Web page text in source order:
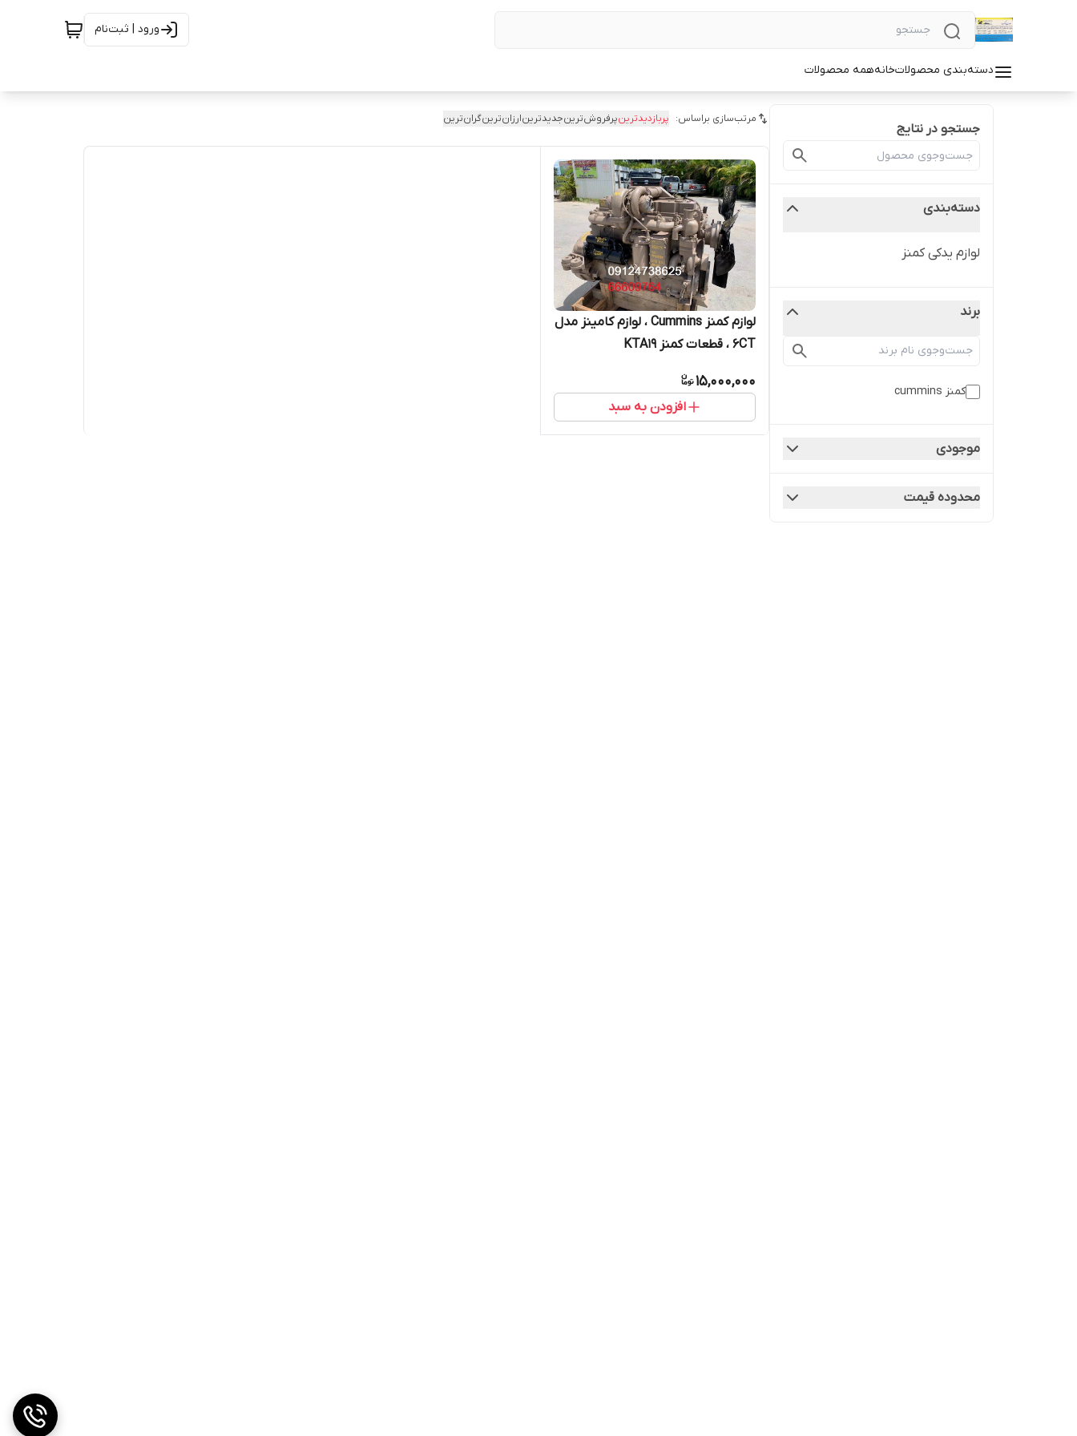
ورود | ثبت‌نام
دسته‌بندی محصولاتخانههمه محصولات
جستجو در نتایج
دسته‌بندی
لوازم یدکی کمنز
برند
کمنز cummins
موجودی
محدوده قیمت
مرتب‌سازی براساس: پربازدیدترینپرفروش‌ترینجدیدترینارزان‌ترینگران‌ترین
لوازم کمنز Cummins ، لوازم کامینز مدل
6CT ، قطعات کمنز KTA19
15,000,000
افزودن به سبد